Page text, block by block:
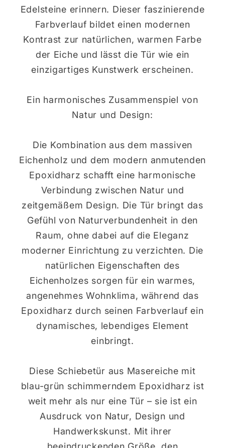
Edelsteine erinnern. Dieser faszinierende
Farbverlauf bildet einen modernen
Kontrast zur natürlichen, warmen Farbe
der Eiche und lässt die Tür wie ein
einzigartiges Kunstwerk erscheinen.
Ein harmonisches Zusammenspiel von
Natur und Design:
Die Kombination aus dem massiven
Eichenholz und dem modern anmutenden
Epoxidharz schafft eine harmonische
Verbindung zwischen Natur und
zeitgemäßem Design. Die Tür bringt das
Gefühl von Naturverbundenheit in den
Raum, ohne dabei auf die Eleganz
moderner Einrichtung zu verzichten. Die
natürlichen Eigenschaften des
Eichenholzes sorgen für ein warmes,
angenehmes Wohnklima, während das
Epoxidharz durch seinen Farbverlauf ein
dynamisches, lebendiges Element
einbringt.
Diese Schiebetür aus Masereiche mit
blau-grün schimmerndem Epoxidharz ist
weit mehr als nur eine Tür – sie ist ein
Ausdruck von Natur, Design und
Handwerkskunst. Mit ihrer